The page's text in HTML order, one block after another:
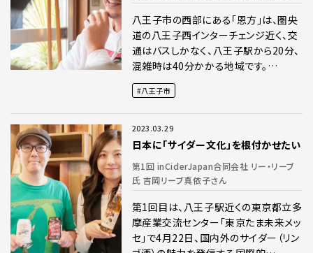
八王子市の西部にある「恩方」は、圏央
道の八王子西インターチェンジ近く、交
通はバスしかなく、八王子駅から20分、
混雑時は40分かかる地域です。…
八王子市
2023.03.29
日本に「サイダー文化」を根付かせたい
第1回 inCiderJapan合同会社 リー・リーブ
氏 吉岡リーブ真依子さん
第1回目は、八王子駅近くの東京都立多
摩産業交流センター「東京たま未来メッ
セ」で4月22日、国内外のサイダー（リン